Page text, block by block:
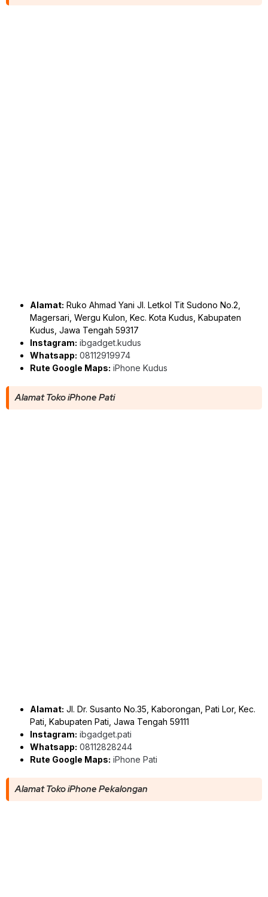
Alamat: Ruko Ahmad Yani Jl. Letkol Tit Sudono No.2,
Magersari, Wergu Kulon, Kec. Kota Kudus, Kabupaten
Kudus, Jawa Tengah 59317
Instagram: ibgadget.kudus
Whatsapp: 08112919974
Rute Google Maps: iPhone Kudus
Alamat Toko iPhone Pati
Alamat: Jl. Dr. Susanto No.35, Kaborongan, Pati Lor, Kec.
Pati, Kabupaten Pati, Jawa Tengah 59111
Instagram: ibgadget.pati
Whatsapp: 08112828244
Rute Google Maps: iPhone Pati
Alamat Toko iPhone Pekalongan